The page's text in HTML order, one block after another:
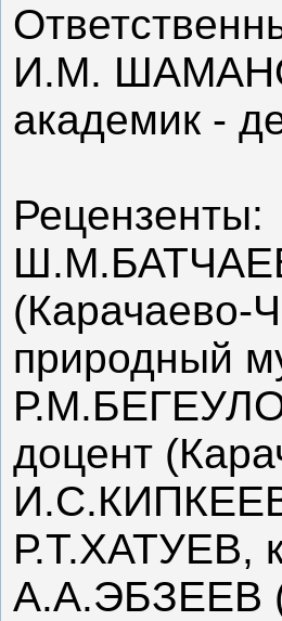
И.М.
академик -
Рецензенты:
(Карачаево-
природный
доцент
Р.Т.ХАТУЕВ,
А.А.ЭБЗЕЕВ